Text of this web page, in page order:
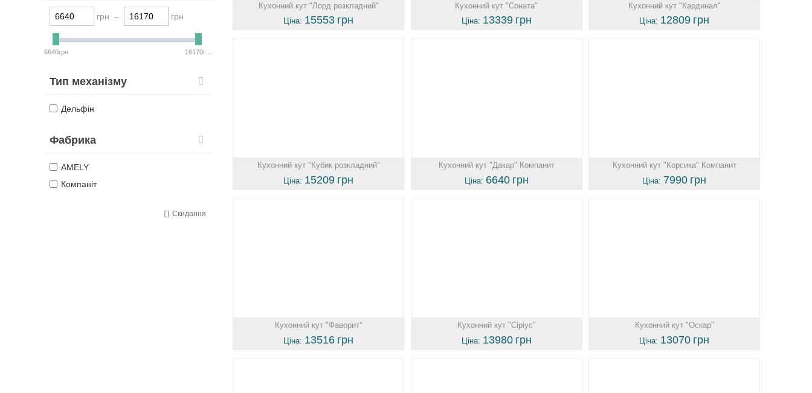
грн – грн
6640грн 16170грн
Тип механізму
Дельфін
Фабрика
AMELY
Компаніт
Скидання
Кухонний кут "Лорд розкладний"
Ціна: 15553 грн
Кухонний кут "Соната"
Ціна: 13339 грн
Кухонний кут "Кардинал"
Ціна: 12809 грн
Кухонний кут "Кубик розкладний"
Ціна: 15209 грн
Кухонний кут "Дакар" Компанит
Ціна: 6640 грн
Кухонний кут "Корсика" Компанит
Ціна: 7990 грн
Кухонний кут "Фаворит"
Ціна: 13516 грн
Кухонний кут "Сіріус"
Ціна: 13980 грн
Кухонний кут "Оскар"
Ціна: 13070 грн